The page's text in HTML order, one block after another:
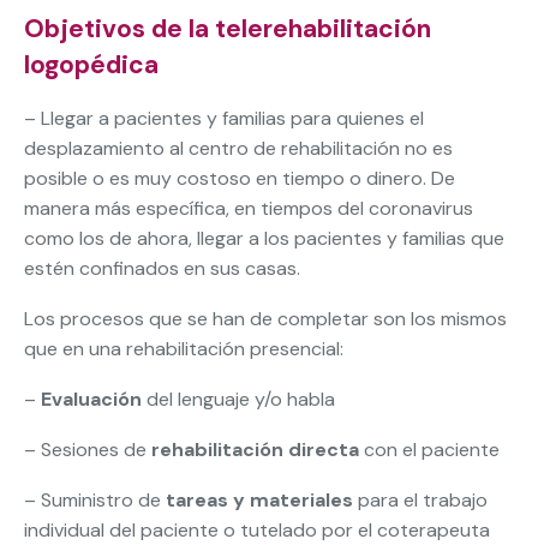
Objetivos de la telerehabilitación
logopédica
– Llegar a pacientes y familias para quienes el
desplazamiento al centro de rehabilitación no es
posible o es muy costoso en tiempo o dinero. De
manera más específica, en tiempos del coronavirus
como los de ahora, llegar a los pacientes y familias que
estén confinados en sus casas.
Los procesos que se han de completar son los mismos
que en una rehabilitación presencial:
– Evaluación del lenguaje y/o habla
– Sesiones de rehabilitación directacon el paciente
– Suministro de tareas y materiales para el trabajo
individual del paciente o tutelado por el coterapeuta